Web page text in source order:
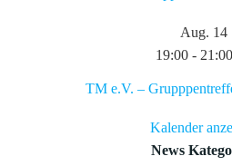
Aug. 14
19:00- 21:00
TM e.V. –
Kalender
News